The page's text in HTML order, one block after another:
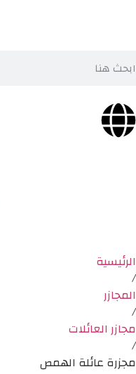
الرئيسية
/
المجازر
/
مجازر العائلات
/
مجزرة عائلة الهمص